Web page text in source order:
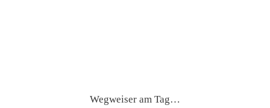
Wegweiser am Tag…